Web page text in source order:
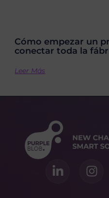
Cómo empezar un
conectar toda la
Leer Más